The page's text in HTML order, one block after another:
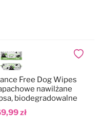
zł
Free Dog Wipes
nawilżane
biodegradowalne
Dodaj